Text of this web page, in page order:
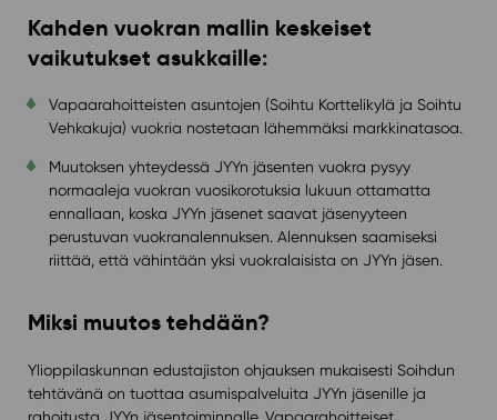
Kahden vuokran mallin keskeiset
vaikutukset asukkaille:
Vapaarahoitteisten asuntojen (Soihtu Korttelikylä ja Soihtu
Vehkakuja) vuokria nostetaan lähemmäksi markkinatasoa.
Muutoksen yhteydessä JYYn jäsenten vuokra pysyy
normaaleja vuokran vuosikorotuksia lukuun ottamatta
ennallaan, koska JYYn jäsenet saavat jäsenyyteen
perustuvan vuokranalennuksen. Alennuksen saamiseksi
riittää, että vähintään yksi vuokralaisista on JYYn jäsen.
Miksi muutos tehdään?
Ylioppilaskunnan edustajiston ohjauksen mukaisesti Soihdun
tehtävänä on tuottaa asumispalveluita JYYn jäsenille ja
rahoitusta JYYn jäsentoiminnalle. Vapaarahoitteiset